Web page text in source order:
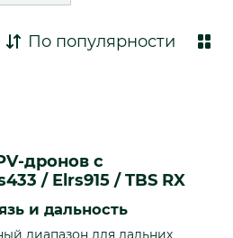
По популярности
дронов с
/ Elrs915 / TBS RX
и дальность
диапазон для дальних